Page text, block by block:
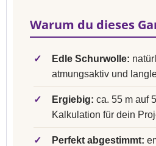
Warum du dieses
✓ Edle Schurwolle:
atmungsaktiv und
✓ Ergiebig: ca. 55 m auf
Kalkulation für dein
✓ Perfekt abgestimmt: